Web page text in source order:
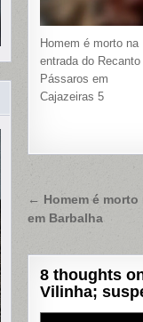
Homem é morto na
entrada do Recanto
Pássaros em
Cajazeiras 5
de
Post
← Homem é
em Barbalha
8 thoughts
Vilinha;